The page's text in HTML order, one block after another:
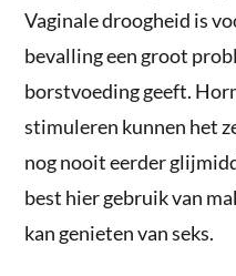
Vaginale droogheid is
bevalling een groot
borstvoeding geeft.
stimuleren kunnen het
nog nooit eerder
best hier gebruik van
kan genieten van seks.